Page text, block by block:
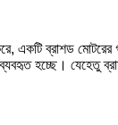
একটি ব্রাশড মোটরের
হচ্ছে। যেহেতু